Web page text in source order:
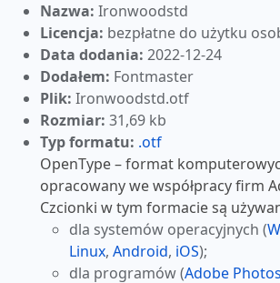
Nazwa: Ironwoodstd
Licencja: bezpłatne do użytku
Data dodania: 2022-12-24
Dodałem: Fontmaster
Plik: Ironwoodstd.otf
Rozmiar: 31,69 kb
Typ formatu: .otf
OpenType – format
opracowany we współpracy firm
Czcionki w tym formacie są
dla systemów operacyjnych (
Linux, Android, iOS);
dla programów (Adobe